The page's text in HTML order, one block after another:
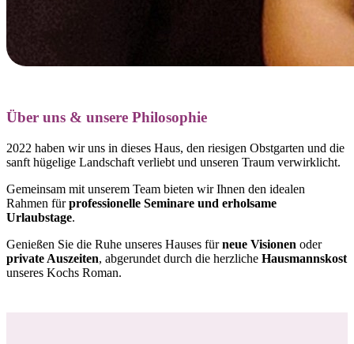
Über uns & unsere Philosophie
2022 haben wir uns in dieses Haus, den riesigen Obstgarten und die
sanft hügelige Landschaft verliebt und unseren Traum verwirklicht.
Gemeinsam mit unserem Team bieten wir Ihnen den idealen
Rahmen fürprofessionelle Seminare und erholsame
Urlaubstage.
Genießen Sie die Ruhe unseres Hauses fürneue Visionen oder
private Auszeiten, abgerundet durch die herzliche Hausmannskost
unseres Kochs Roman.